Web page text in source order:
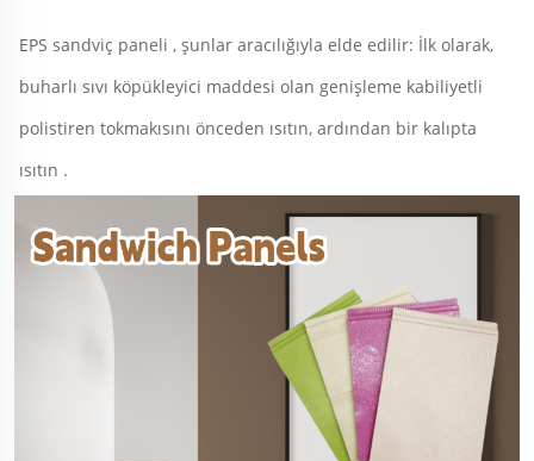
EPS sandviç paneli , şunlar aracılığıyla elde edilir: İlk olarak,
buharlı sıvı köpükleyici maddesi olan genişleme kabiliyetli
polistiren tokmakısını önceden ısıtın, ardından bir kalıpta
ısıtın .